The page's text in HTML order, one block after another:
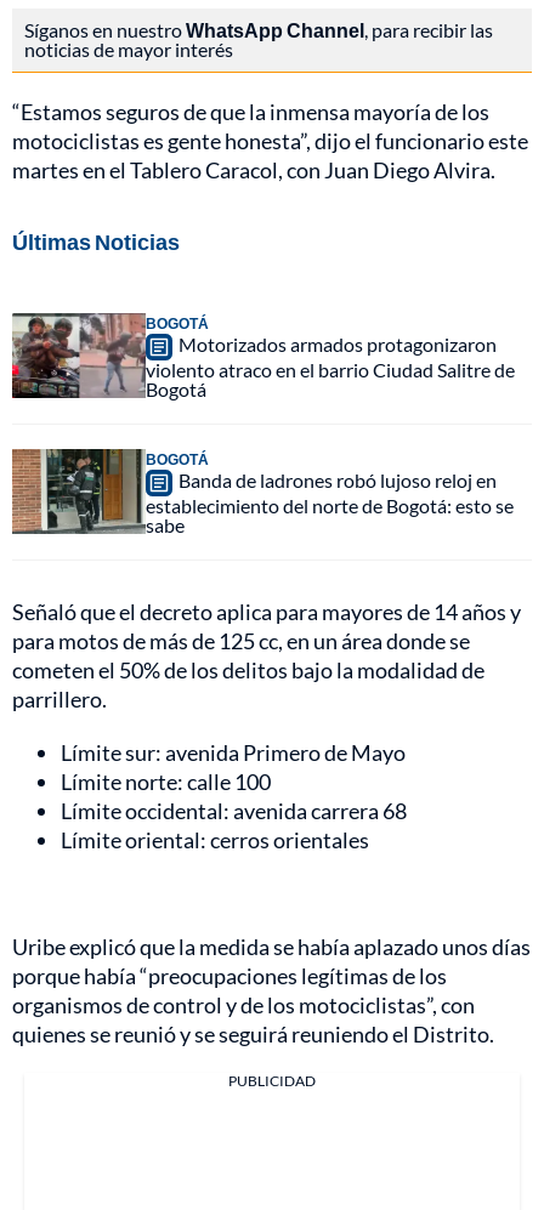
Síganos en nuestroWhatsApp Channel , para recibir las
noticias de mayor interés
“Estamos seguros de que la inmensa mayoría de los
motociclistas es gente honesta”, dijo el funcionario este
martes en el Tablero Caracol, con Juan Diego Alvira.
Últimas Noticias
BOGOTÁ
Motorizados armados protagonizaron
violento atraco en el barrio Ciudad Salitre de
Bogotá
BOGOTÁ
Banda de ladrones robó lujoso reloj en
establecimiento del norte de Bogotá: esto se
sabe
Señaló que el decreto aplica para mayores de 14 años y
para motos de más de 125 cc, en un área donde se
cometen el 50% de los delitos bajo la modalidad de
parrillero.
Límite sur: avenida Primero de Mayo
Límite norte: calle 100
Límite occidental: avenida carrera 68
Límite oriental: cerros orientales
Uribe explicó que la medida se había aplazado unos días
porque había “preocupaciones legítimas de los
organismos de control y de los motociclistas”, con
quienes se reunió y se seguirá reuniendo el Distrito.
PUBLICIDAD